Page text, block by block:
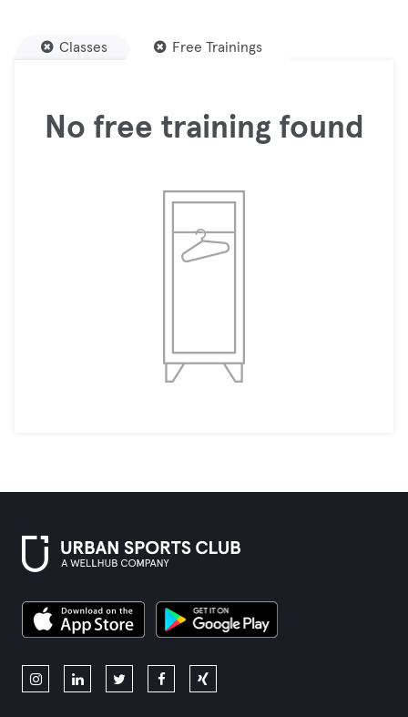
Classes Free Trainings
No free training found